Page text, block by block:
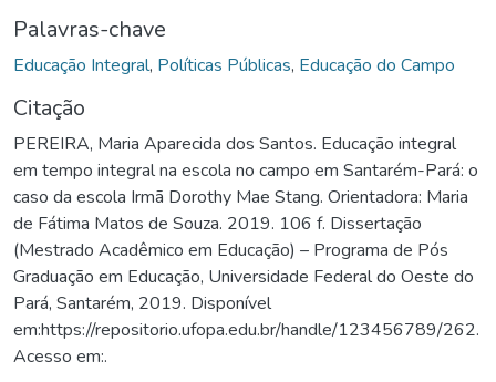
Palavras-chave
Educação Integral, Políticas Públicas, Educação do Campo
Citação
PEREIRA, Maria Aparecida dos Santos. Educação integral
em tempo integral na escola no campo em Santarém-Pará: o
caso da escola Irmã Dorothy Mae Stang. Orientadora: Maria
de Fátima Matos de Souza. 2019. 106 f. Dissertação
(Mestrado Acadêmico em Educação) – Programa de Pós
Graduação em Educação, Universidade Federal do Oeste do
Pará, Santarém, 2019. Disponível
em:https://repositorio.ufopa.edu.br/handle/123456789/262.
Acesso em:.